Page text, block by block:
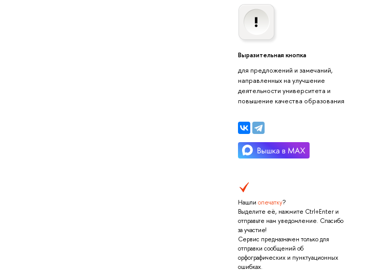
Выразительная кнопка
для предложений и замечаний,
направленных на улучшение
деятельности университета и
повышение качества образования
Нашли опечатку?
Выделите её, нажмите Ctrl+Enter и
отправьте нам уведомление. Спасибо
за участие!
Сервис предназначен только для
отправки сообщений об
орфографических и пунктуационных
ошибках.